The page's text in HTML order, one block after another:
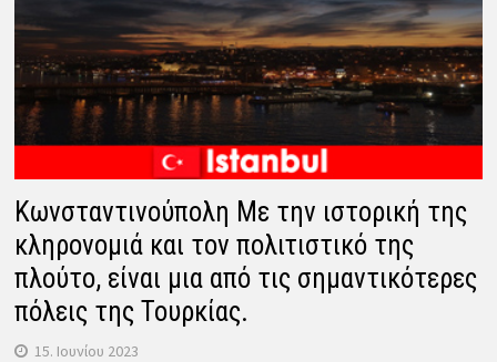
Κωνσταντινούπολη Με την ιστορική της
κληρονομιά και τον πολιτιστικό της
πλούτο, είναι μια από τις σημαντικότερες
πόλεις της Τουρκίας.
15. Ιουνίου 2023